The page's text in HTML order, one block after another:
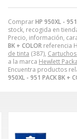
ComprarHP 950XL -
stock, recogida en
Precio, información,
BK + COLOR referencia
de tinta (387),
a la marca Hewlett
Encuentra productos
950XL - 951 PACK BK +